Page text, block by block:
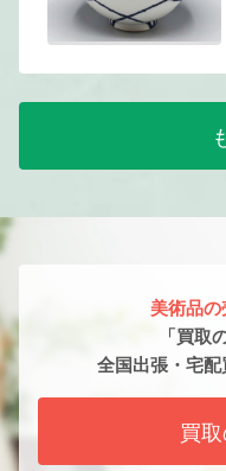
美術品
「買取
全国出張・宅配
買